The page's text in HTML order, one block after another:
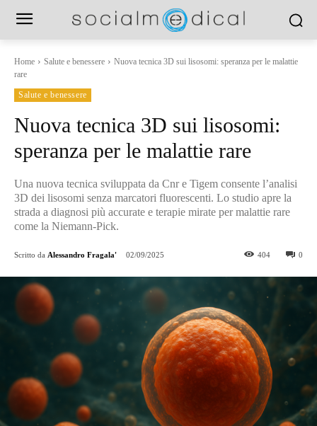
Home Salute e benessere
Nuova tecnica 3D sui lisosomi: speranza per le malattie
rare
Salute e benessere
Nuova tecnica 3D sui lisosomi:
speranza per le malattie rare
Una nuova tecnica sviluppata da Cnr e Tigem consente l’analisi
3D dei lisosomi senza marcatori fluorescenti. Lo studio apre la
strada a diagnosi più accurate e terapie mirate per malattie rare
come la Niemann-Pick.
Scritto da Alessandro Fragala' 02/09/2025 0
404